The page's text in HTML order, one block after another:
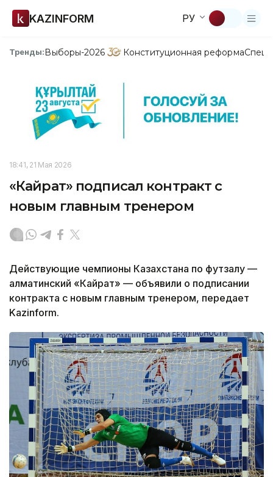
KAZINFORM РУ
Тренды:Выборы-2026 Конституционная реформа
18:41, 21 Мая 2026
«Кайрат» подписал контракт с
новым главным тренером
Действующие чемпионы Казахстана по футзалу —
алматинский «Кайрат» — объявили о подписании
контракта с новым главным тренером, передает
Kazinform.